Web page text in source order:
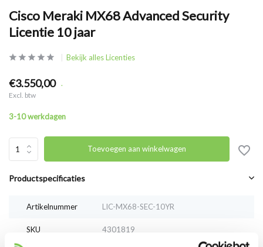
Cisco Meraki MX68 Advanced Security
Licentie 10 jaar
Bekijk alles Licenties
€3.550,00 .
Excl. btw
3-10 werkdagen
Toevoegen aan winkelwagen
Productspecificaties
Artikelnummer LIC-MX68-SEC-10YR
SKU 4301819